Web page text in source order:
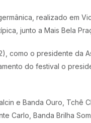
realizado em
junto a Mais Bela
como o presidente da
do festival o
e Banda Ouro, Tchê
Carlo, Banda Brilha